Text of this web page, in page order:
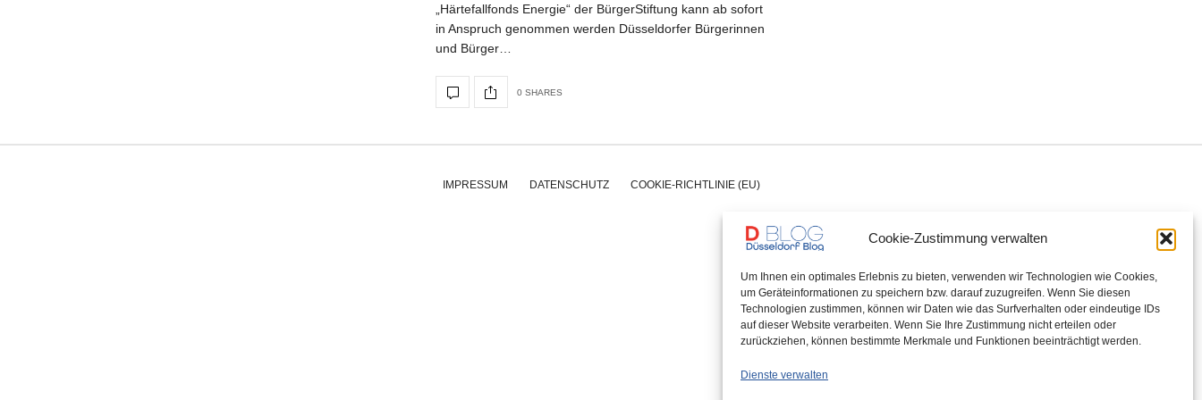
Cookie-Zustimmung verwalten
Um Ihnen ein optimales Erlebnis zu bieten, verwenden wir Technologien wie Cookies,
um Geräteinformationen zu speichern bzw. darauf zuzugreifen. Wenn Sie diesen
Technologien zustimmen, können wir Daten wie das Surfverhalten oder eindeutige IDs
auf dieser Website verarbeiten. Wenn Sie Ihre Zustimmung nicht erteilen oder
zurückziehen, können bestimmte Merkmale und Funktionen beeinträchtigt werden.
Dienste verwalten
„Härtefallfonds Energie“ der BürgerStiftung kann ab sofort
in Anspruch genommen werden Düsseldorfer Bürgerinnen
und Bürger…
0 SHARES
IMPRESSUM DATENSCHUTZ COOKIE-RICHTLINIE (EU)